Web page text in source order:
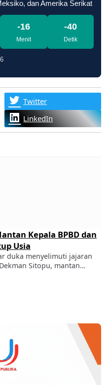
dan Amerika Serikat
-16
Menit
-41
Detik
Twitter
LinkedIn
Kepala BPBD dan
Usia
duka menyelimuti jajaran
Sitopu, mantan
Bencana Daerah
Badan Keuangan dan Aset
meninggal dunia di RSUD
pukul 17.00 WIB.
serta jajaran Pemerintah